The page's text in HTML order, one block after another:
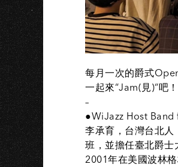
每月一次的爵式
一起來“Jam(見)“吧！
–
●WiJazz Host Band
李承育，台灣台北
班，並擔任臺北爵
2001年在美國波林